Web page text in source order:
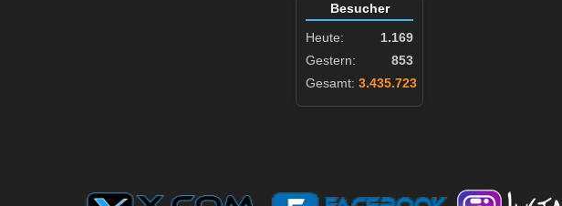
Besucher
Heute:
1.169
Gestern:
853
Gesamt: 3.435.723